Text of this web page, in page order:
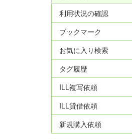
利用状況の確認
ブックマーク
お気に入り検索
タグ履歴
ILL複写依頼
ILL貸借依頼
新規購入依頼